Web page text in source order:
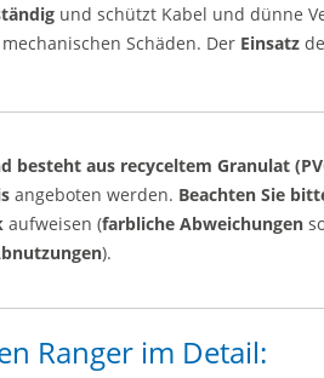
und schützt Kabel und dünne
Schäden. Der Einsatz
besteht aus recyceltem Granulat
angeboten werden. Beachten Sie
aufweisen (farbliche Abweichungen
).
Ranger im Detail: